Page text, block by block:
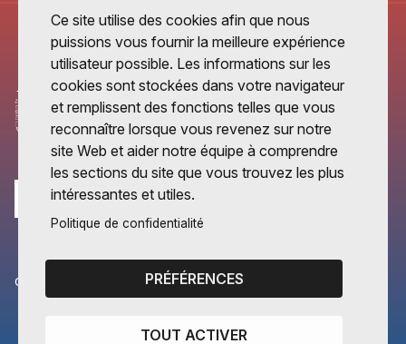
CANTONS PARTENAIRES
Vaud
Ce site utilise des cookies afin que nous
puissions vous fournir la meilleure expérience
utilisateur possible. Les informations sur les
cookies sont stockées dans votre navigateur
et remplissent des fonctions telles que vous
reconnaître lorsque vous revenez sur notre
site Web et aider notre équipe à comprendre
les sections du site que vous trouvez les plus
intéressantes et utiles.
Politique de confidentialité
PRÉFÉRENCES
TOUT ACTIVER